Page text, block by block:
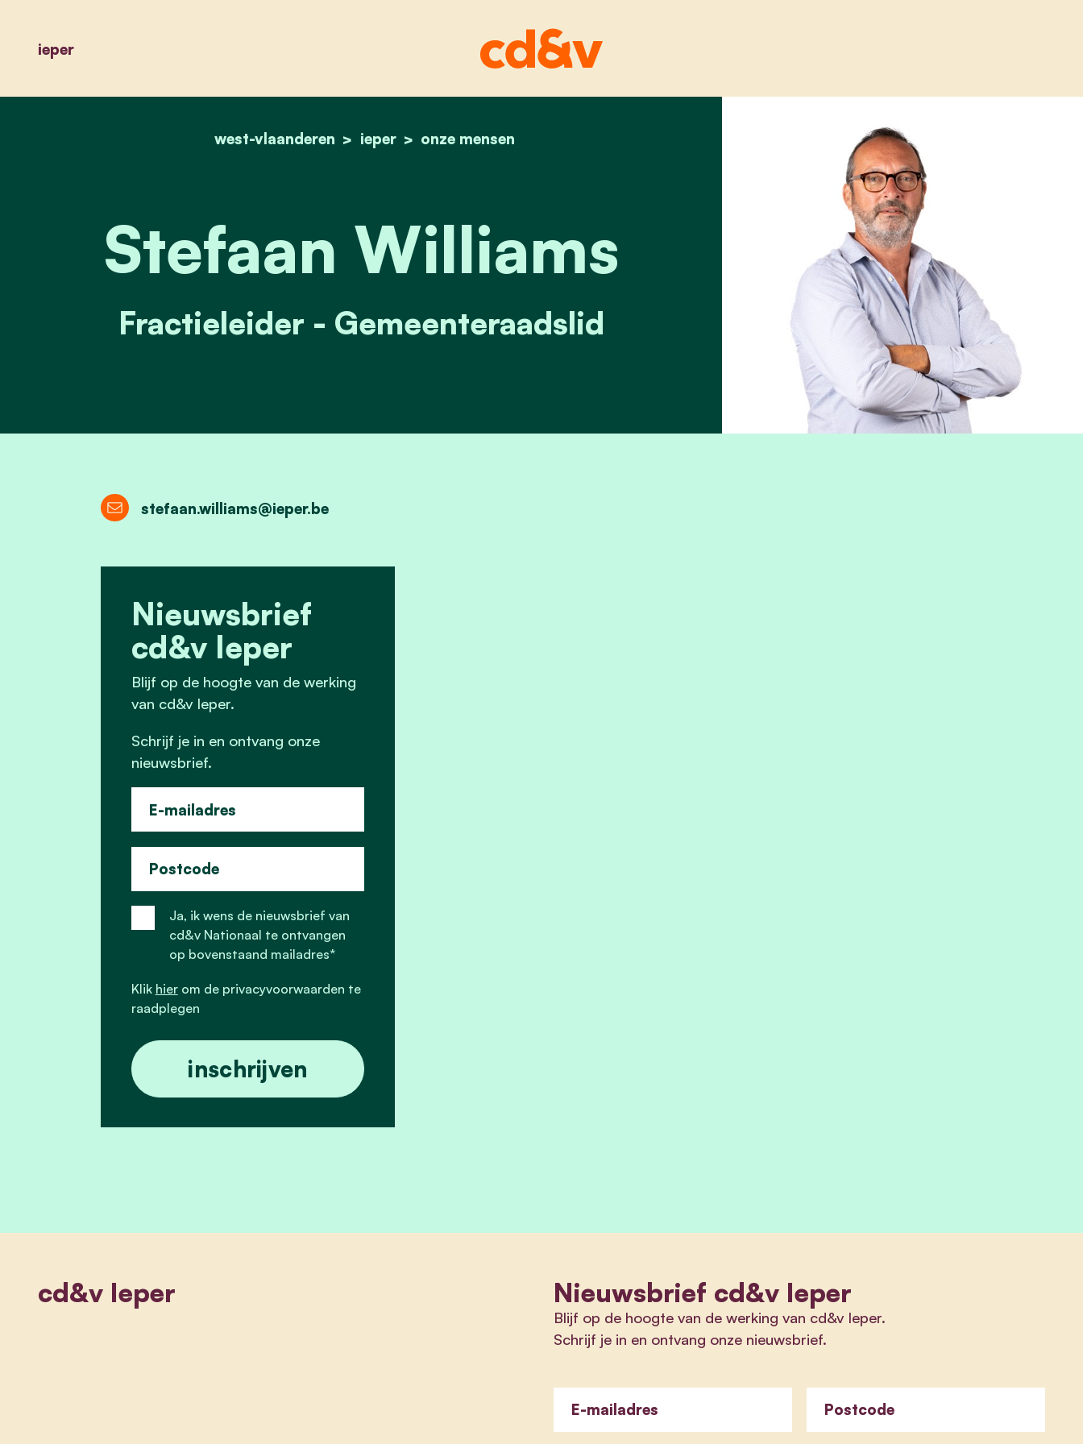
ieper
home
west-vlaanderen ieper onze mensen
stefaan williams
Stefaan Williams
Fractieleider - Gemeenteraadslid
stefaan.williams@ieper.be
Nieuwsbrief
cd&v Ieper
Blijf op de hoogte van de werking
van cd&v Ieper.
Schrijf je in en ontvang onze
nieuwsbrief.
E-mailadres
Postcode
Ja, ik wens de nieuwsbrief van
cd&v Nationaal te ontvangen
op bovenstaand mailadres*
Klik hierom de privacyvoorwaarden te
raadplegen
cd&v Ieper Nieuwsbrief cd&v Ieper
Blijf op de hoogte van de werking van cd&v Ieper.
Schrijf je in en ontvang onze nieuwsbrief.
E-mailadres Postcode